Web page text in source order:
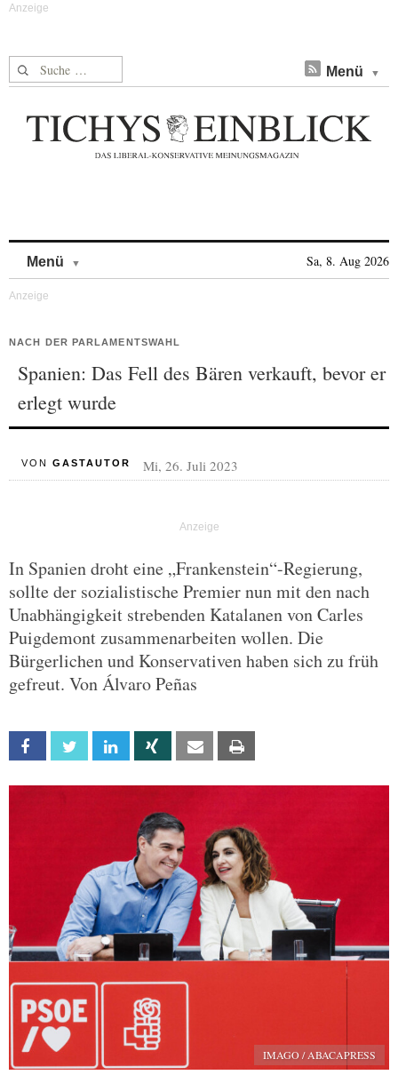
Suche nach: Menü
Menü Sa, 8. Aug 2026
NACH DER PARLAMENTSWAHL
Spanien: Das Fell des Bären verkauft, bevor er
erlegt wurde
VON GASTAUTOR Mi, 26. Juli 2023
In Spanien droht eine „Frankenstein“-Regierung,
sollte der sozialistische Premier nun mit den nach
Unabhängigkeit strebenden Katalanen von Carles
Puigdemont zusammenarbeiten wollen. Die
Bürgerlichen und Konservativen haben sich zu früh
gefreut. Von Álvaro Peñas
Facebook Twitter Linkedin Xing Email
IMAGO / ABACAPRESS